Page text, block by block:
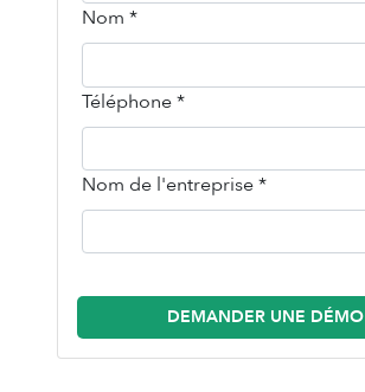
Nom *
Téléphone *
Nom de l'entreprise *
DEMANDER UNE DÉMO